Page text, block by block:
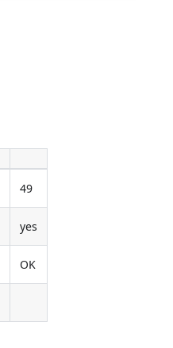
49
yes
OK